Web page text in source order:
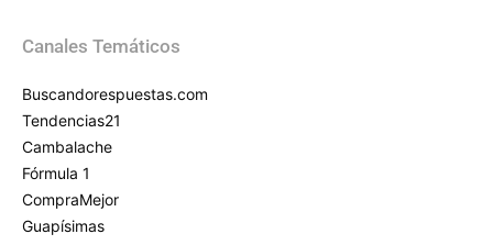
Canales Temáticos
Buscandorespuestas.com
Tendencias21
Cambalache
Fórmula 1
CompraMejor
Guapísimas